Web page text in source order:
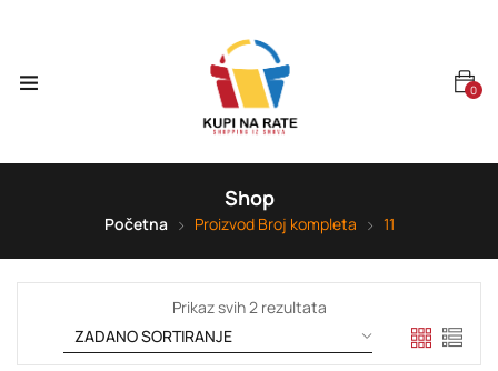
0
Shop
Početna Proizvod Broj kompleta 11
Prikaz svih 2 rezultata